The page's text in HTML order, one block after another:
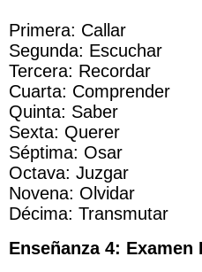
Primera: Callar
Segunda: Escuchar
Tercera: Recordar
Cuarta: Comprender
Quinta: Saber
Sexta: Querer
Séptima: Osar
Octava: Juzgar
Novena: Olvidar
Décima: Transmutar
Enseñanza 4: